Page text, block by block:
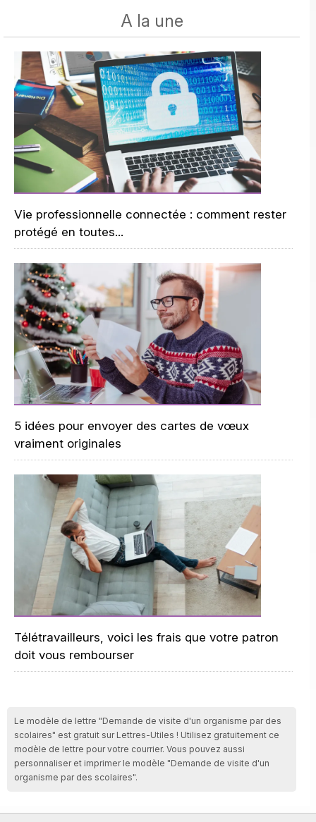
A la une
Vie professionnelle connectée : comment rester
protégé en toutes...
5 idées pour envoyer des cartes de vœux
vraiment originales
Télétravailleurs, voici les frais que votre patron
doit vous rembourser
Le modèle de lettre "Demande de visite d'un organisme par des
scolaires" est gratuit sur Lettres-Utiles ! Utilisez gratuitement ce
modèle de lettre pour votre courrier. Vous pouvez aussi
personnaliser et imprimer le modèle "Demande de visite d'un
organisme par des scolaires".